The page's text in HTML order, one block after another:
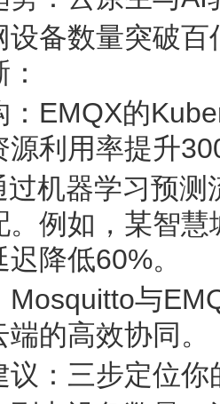
设备数量突破
：EMQX的
源利用率提升
过机器学习预
。例如，某智
降低60%。
Mosquitto与
的高效协同。
议：三步定位你